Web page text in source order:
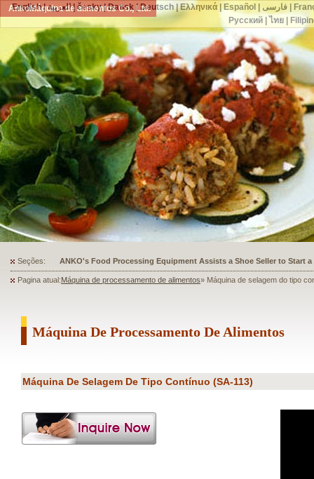
AnkoMáquina de alimentos Co., Ltd.
Seções: ANKO's Food Processing Equipment Assists a Shoe Seller to Start
Pagina atual:Máquina de processamento de alimentos» Máquina de selagem do tipo
Máquina De Processamento De Alimentos
Máquina De Selagem De Tipo Contínuo (SA-113)
English|العربية| česky|Dansk| Deutsch|Ελληνικά|Español فارسی|
Русский| ไทย|